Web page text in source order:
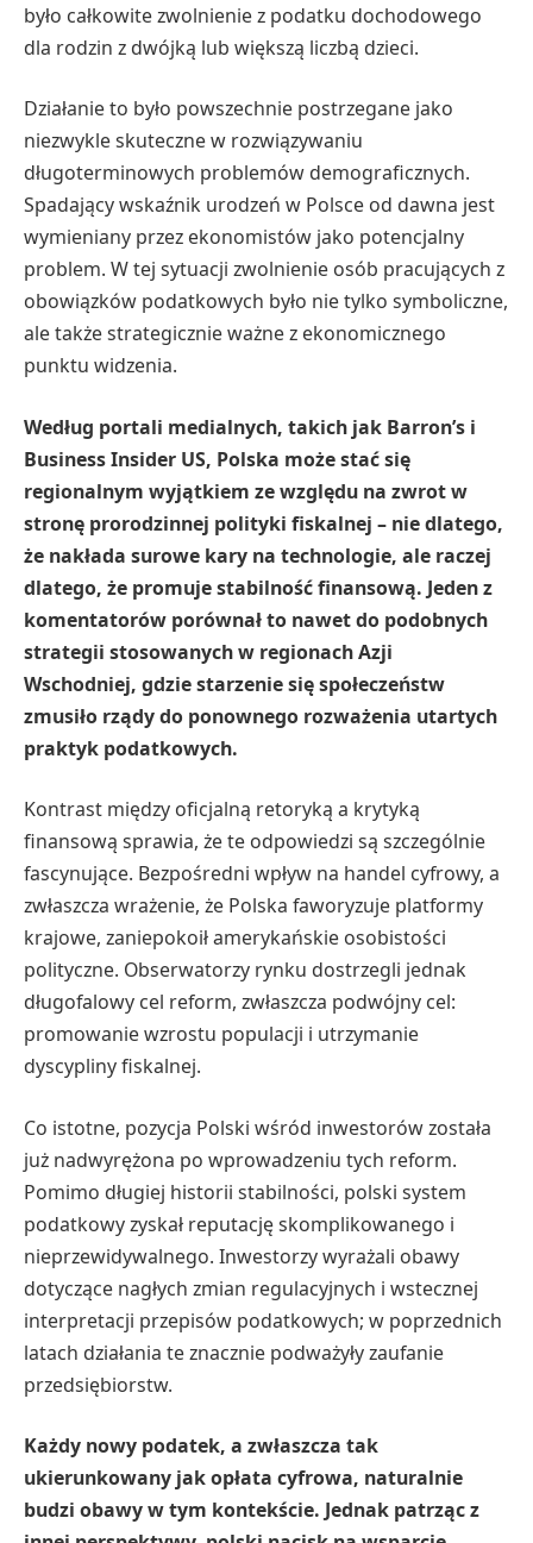
było całkowite zwolnienie z podatku dochodowego
dla rodzin z dwójką lub większą liczbą dzieci.
Działanie to było powszechnie postrzegane jako
niezwykle skuteczne w rozwiązywaniu
długoterminowych problemów demograficznych.
Spadający wskaźnik urodzeń w Polsce od dawna jest
wymieniany przez ekonomistów jako potencjalny
problem. W tej sytuacji zwolnienie osób pracujących z
obowiązków podatkowych było nie tylko symboliczne,
ale także strategicznie ważne z ekonomicznego
punktu widzenia.
Według portali medialnych, takich jak Barron’s i
Business Insider US, Polska może stać się
regionalnym wyjątkiem ze względu na zwrot w
stronę prorodzinnej polityki fiskalnej – nie dlatego,
że nakłada surowe kary na technologie, ale raczej
dlatego, że promuje stabilność finansową. Jeden z
komentatorów porównał to nawet do podobnych
strategii stosowanych w regionach Azji
Wschodniej, gdzie starzenie się społeczeństw
zmusiło rządy do ponownego rozważenia utartych
praktyk podatkowych.
Kontrast między oficjalną retoryką a krytyką
finansową sprawia, że ​​te odpowiedzi są szczególnie
fascynujące. Bezpośredni wpływ na handel cyfrowy, a
zwłaszcza wrażenie, że Polska faworyzuje platformy
krajowe, zaniepokoił amerykańskie osobistości
polityczne. Obserwatorzy rynku dostrzegli jednak
długofalowy cel reform, zwłaszcza podwójny cel:
promowanie wzrostu populacji i utrzymanie
dyscypliny fiskalnej.
Co istotne, pozycja Polski wśród inwestorów została
już nadwyrężona po wprowadzeniu tych reform.
Pomimo długiej historii stabilności, polski system
podatkowy zyskał reputację skomplikowanego i
nieprzewidywalnego. Inwestorzy wyrażali obawy
dotyczące nagłych zmian regulacyjnych i wstecznej
interpretacji przepisów podatkowych; w poprzednich
latach działania te znacznie podważyły ​​zaufanie
przedsiębiorstw.
Każdy nowy podatek, a zwłaszcza tak
ukierunkowany jak opłata cyfrowa, naturalnie
budzi obawy w tym kontekście. Jednak patrząc z